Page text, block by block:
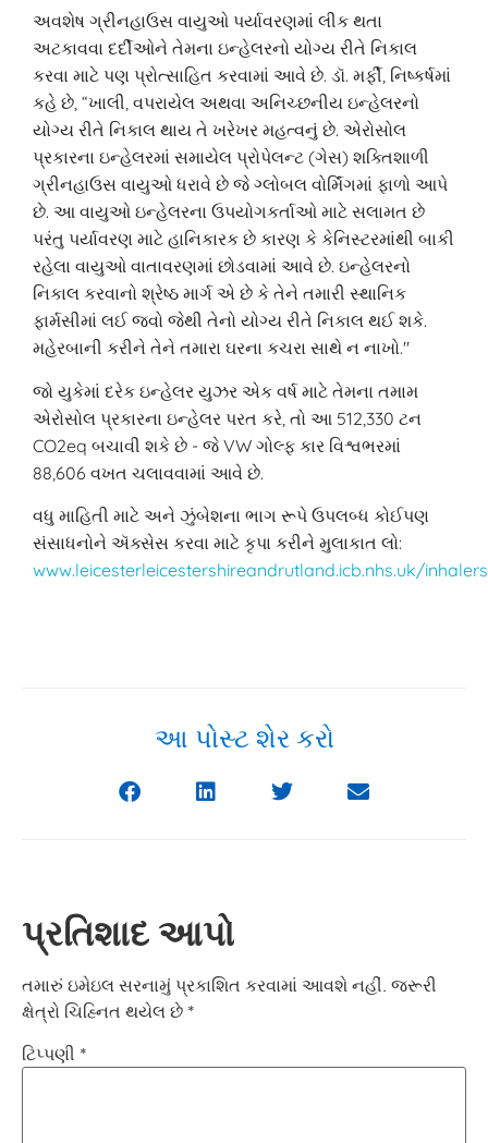
અવશેષ ગ્રીનહાઉસ વાયુઓ પર્યાવરણમાં લીક થતા
અટકાવવા દર્દીઓને તેમના ઇન્હેલરનો યોગ્ય રીતે નિકાલ
કરવા માટે પણ પ્રોત્સાહિત કરવામાં આવે છે. ડૉ. મર્ફી, નિષ્કર્ષમાં
કહે છે, “ખાલી, વપરાયેલ અથવા અનિચ્છનીય ઇન્હેલરનો
યોગ્ય રીતે નિકાલ થાય તે ખરેખર મહત્વનું છે. એરોસોલ
પ્રકારના ઇન્હેલરમાં સમાયેલ પ્રોપેલન્ટ (ગેસ) શક્તિશાળી
ગ્રીનહાઉસ વાયુઓ ધરાવે છે જે ગ્લોબલ વોર્મિંગમાં ફાળો આપે
છે. આ વાયુઓ ઇન્હેલરના ઉપયોગકર્તાઓ માટે સલામત છે
પરંતુ પર્યાવરણ માટે હાનિકારક છે કારણ કે કેનિસ્ટરમાંથી બાકી
રહેલા વાયુઓ વાતાવરણમાં છોડવામાં આવે છે. ઇન્હેલરનો
નિકાલ કરવાનો શ્રેષ્ઠ માર્ગ એ છે કે તેને તમારી સ્થાનિક
ફાર્મસીમાં લઈ જવો જેથી તેનો યોગ્ય રીતે નિકાલ થઈ શકે.
મહેરબાની કરીને તેને તમારા ઘરના કચરા સાથે ન નાખો."
જો યુકેમાં દરેક ઇન્હેલર યુઝર એક વર્ષ માટે તેમના તમામ
એરોસોલ પ્રકારના ઇન્હેલર પરત કરે, તો આ 512,330 ટન
CO2eq બચાવી શકે છે - જે VW ગોલ્ફ કાર વિશ્વભરમાં
88,606 વખત ચલાવવામાં આવે છે.
વધુ માહિતી માટે અને ઝુંબેશના ભાગ રૂપે ઉપલબ્ધ કોઈપણ
સંસાધનોને ઍક્સેસ કરવા માટે કૃપા કરીને મુલાકાત લો:
www.leicesterleicestershireandrutland.icb.nhs.uk/
આ પોસ્ટ શેર કરો
પ્રતિશાદ આપો
તમારું ઇમેઇલ સરનામું પ્રકાશિત કરવામાં આવશે નહીં. જરૂરી
ક્ષેત્રો ચિહ્નિત થયેલ છે *
ટિપ્પણી *